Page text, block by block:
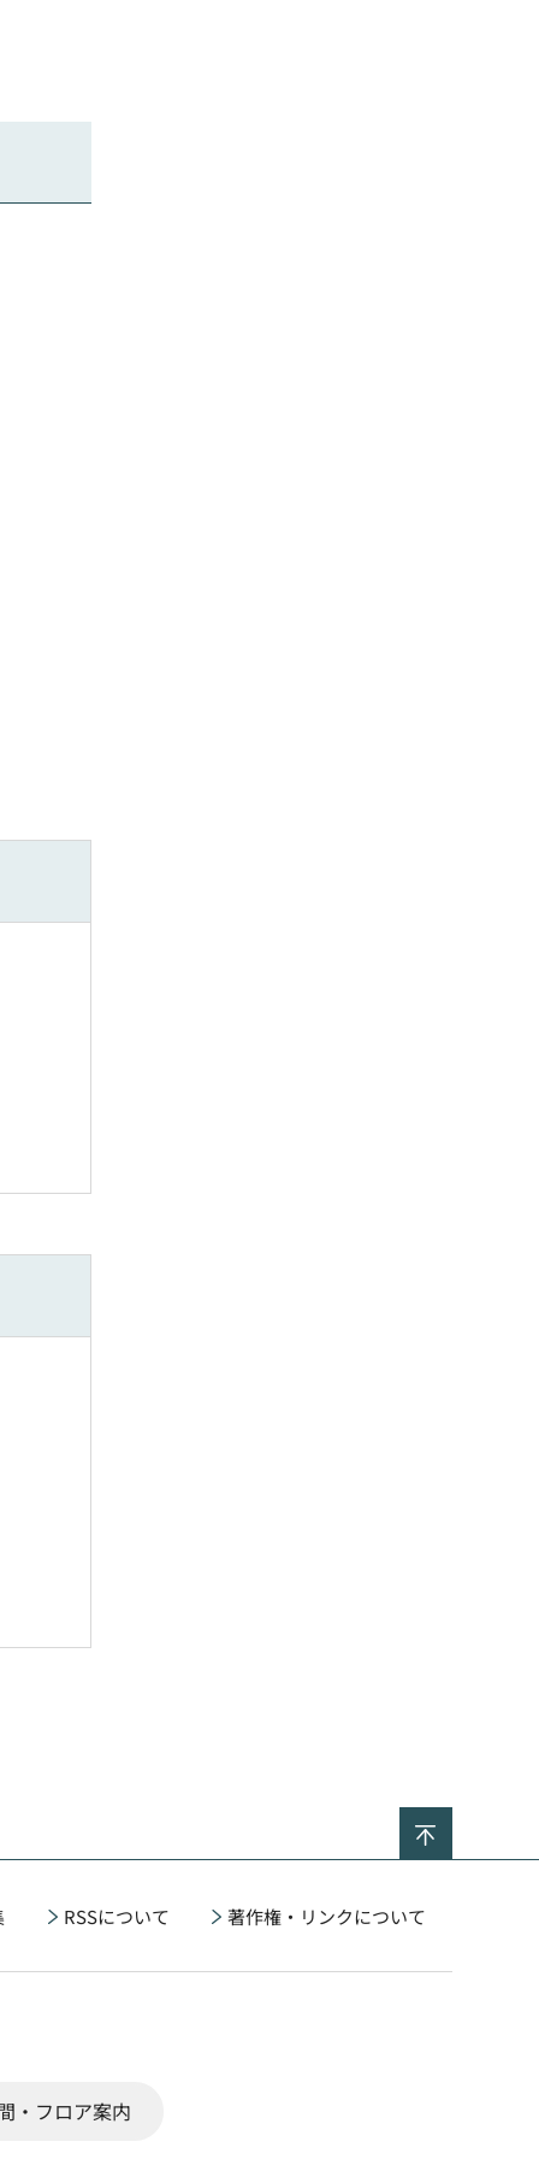
RSSについて 著作権・リンクについて
・フロア案内